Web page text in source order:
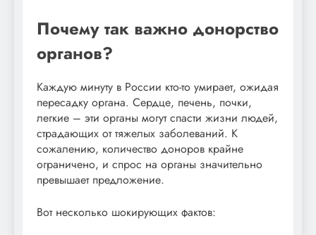
Почему так важно донорство
органов?
Каждую минуту в России кто-то умирает, ожидая
пересадку органа. Сердце, печень, почки,
легкие – эти органы могут спасти жизни людей,
страдающих от тяжелых заболеваний. К
сожалению, количество доноров крайне
ограничено, и спрос на органы значительно
превышает предложение.
Вот несколько шокирующих фактов: